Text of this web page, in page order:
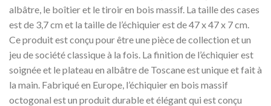
albâtre, le boîtier et le tiroir en bois massif. La taille des cases
est de 3,7 cm et la taille de l’échiquier est de 47 x 47 x 7 cm.
Ce produit est conçu pour être une pièce de collection et un
jeu de société classique à la fois. La finition de l’échiquier est
soignée et le plateau en albâtre de Toscane est unique et fait à
la main. Fabriqué en Europe, l’échiquier en bois massif
octogonal est un produit durable et élégant qui est conçu